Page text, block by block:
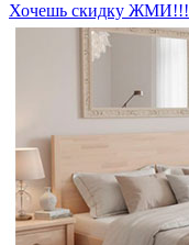
Хочешь скидку ЖМИ!!!